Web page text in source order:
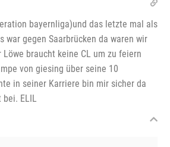
bayernliga)und das letzte mal als
war gegen Saarbrücken da waren wir
Löwe braucht keine CL um zu feiern
von giesing über seine 10
in seiner Karriere bin mir sicher da
ELIL